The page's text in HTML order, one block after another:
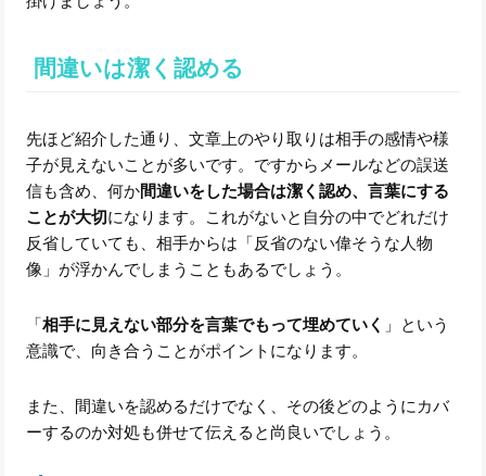
間違いは潔く認める
先ほど紹介した通り、文章上のやり取りは相手の感情や様
子が見えないことが多いです。ですからメールなどの誤送
信も含め、何か間違いをした場合は潔く認め、言葉にする
ことが大切になります。これがないと自分の中でどれだけ
反省していても、相手からは「反省のない偉そうな人物
像」が浮かんでしまうこともあるでしょう。
「相手に見えない部分を言葉でもって埋めていく 」という
意識で、向き合うことがポイントになります。
また、間違いを認めるだけでなく、その後どのようにカバ
ーするのか対処も併せて伝えると尚良いでしょう。